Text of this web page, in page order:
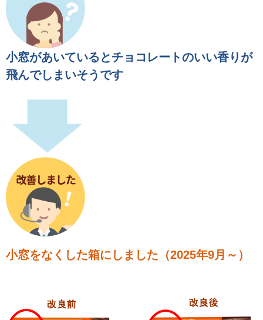
小窓があいているとチョコレートのいい香りが
飛んでしまいそうです
小窓をなくした箱にしました（2025年9月～）